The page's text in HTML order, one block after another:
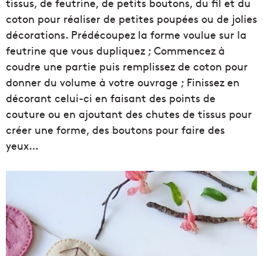
coton pour réaliser de petites poupées ou de jolies
décorations. Prédécoupez la forme voulue sur la
feutrine que vous dupliquez ; Commencez à
coudre une partie puis remplissez de coton pour
donner du volume à votre ouvrage ; Finissez en
décorant celui-ci en faisant des points de
couture ou en ajoutant des chutes de tissus pour
créer une forme, des boutons pour faire des
yeux…